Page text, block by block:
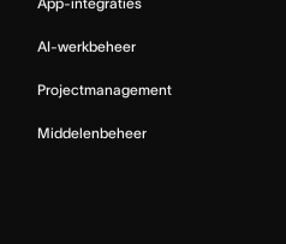
AI-werkbeheer
Projectmanagement
Middelenbeheer